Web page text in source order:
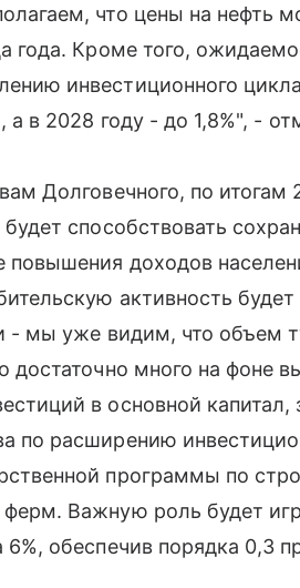
что цены на нефть
года. Кроме того,
инвестиционного
а в 2028 году - до 1,8%", -
Долговечного, по итогам
способствовать
повышения доходов
активность
- мы уже видим, что объем
достаточно много на фоне
в основной
по расширению
программы по
Важную роль будет
обеспечив порядка 0,3